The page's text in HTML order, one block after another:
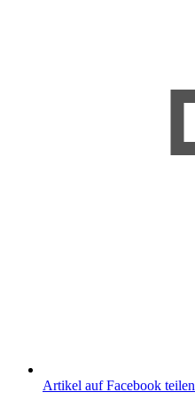
Artikel auf Facebook teilen